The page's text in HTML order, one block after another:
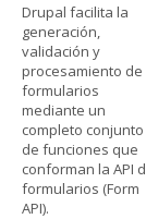
Drupal facilita la
generación,
validación y
procesamiento de
formularios
mediante un
completo conjunto
de funciones que
conforman la API
formularios (Form
API).